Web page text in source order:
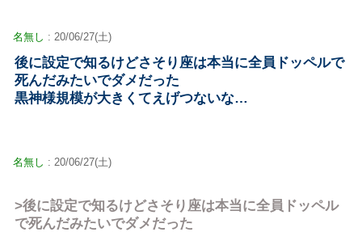
名無し : 20/06/27(土)
後に設定で知るけどさそり座は本当に全員ドッペルで
死んだみたいでダメだった
黒神様規模が大きくてえげつないな…
名無し : 20/06/27(土)
>後に設定で知るけどさそり座は本当に全員ドッペル
で死んだみたいでダメだった